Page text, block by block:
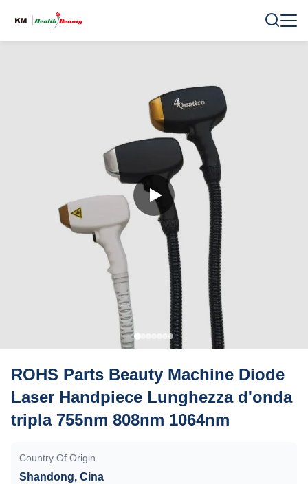
ROHS Parts Beauty Machine Diode
Laser Handpiece Lunghezza d'onda
tripla 755nm 808nm 1064nm
Country Of Origin
Shandong, Cina